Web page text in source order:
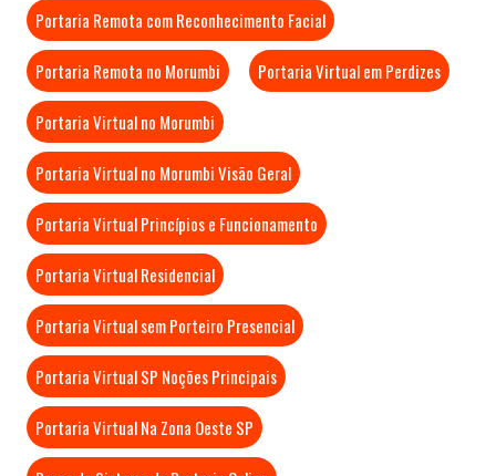
Portaria Remota com Reconhecimento Facial
Portaria Remota no Morumbi Portaria Virtual em Perdizes
Portaria Virtual no Morumbi
Portaria Virtual no Morumbi Visão Geral
Portaria Virtual Princípios e Funcionamento
Portaria Virtual Residencial
Portaria Virtual sem Porteiro Presencial
Portaria Virtual SP Noções Principais
Portaria Virtual Na Zona Oeste SP